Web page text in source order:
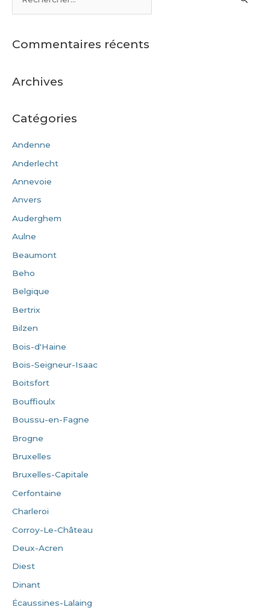
Commentaires récents
Archives
Catégories
Andenne
Anderlecht
Annevoie
Anvers
Auderghem
Aulne
Beaumont
Beho
Belgique
Bertrix
Bilzen
Bois-d'Haine
Bois-Seigneur-Isaac
Boitsfort
Bouffioulx
Boussu-en-Fagne
Brogne
Bruxelles
Bruxelles-Capitale
Cerfontaine
Charleroi
Corroy-Le-Château
Deux-Acren
Diest
Dinant
Écaussines-Lalaing